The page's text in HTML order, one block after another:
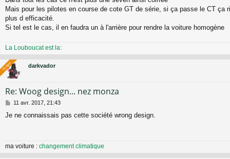
Mais pour les pilotes en course de cote GT de série, si ça passe le CT ça
plus d efficacité.
Si tel est le cas, il en faudra un à l'arrière pour rendre la voiture homogène
La Louboucat est la:
darkvador
Re: Woog design... nez monza
M
s
e
11 avr. 2017, 21:43
Je ne connaissais pas cette société wrong design.
ma voiture : changement climatique
En ligne
En ligne